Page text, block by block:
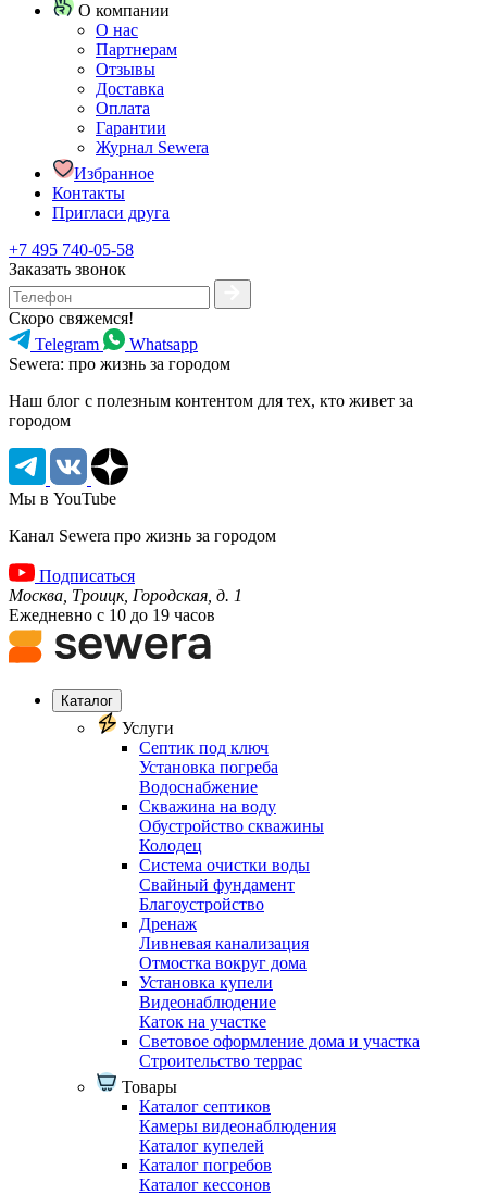
О компании
О нас
Партнерам
Отзывы
Доставка
Оплата
Гарантии
Журнал Sewera
Избранное
Контакты
Пригласи друга
+7 495 740-05-58
Заказать звонок
Скоро свяжемся!
Telegram
Whatsapp
Sewera: про жизнь за городом
Наш блог c полезным контентом для тех, кто живет за
городом
Мы в YouTube
Канал Sewera про жизнь за городом
Подписаться
Москва, Троицк, Городская, д. 1
Ежедневно с 10 до 19 часов
Каталог
Услуги
Септик под ключ
Установка погреба
Водоснабжение
Скважина на воду
Обустройство скважины
Колодец
Система очистки воды
Свайный фундамент
Благоустройство
Дренаж
Ливневая канализация
Отмостка вокруг дома
Установка купели
Видеонаблюдение
Каток на участке
Световое оформление дома и участка
Строительство террас
Товары
Каталог септиков
Камеры видеонаблюдения
Каталог купелей
Каталог погребов
Каталог кессонов